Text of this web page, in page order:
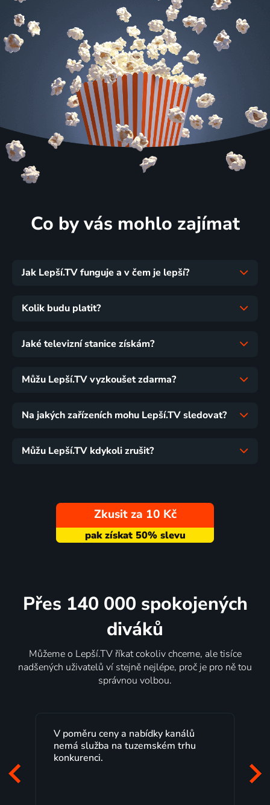
Co by vás mohlo zajímat
Jak Lepší.TV funguje a v čem je lepší?
Kolik budu platit?
Jaké televizní stanice získám?
Můžu Lepší.TV vyzkoušet zdarma?
Na jakých zařízeních mohu Lepší.TV sledovat?
Můžu Lepší.TV kdykoli zrušit?
Zkusit za 10 Kč
Přes 140 000 spokojených
diváků
Můžeme o Lepší.TV říkat cokoliv chceme, ale tisíce
nadšených uživatelů ví stejně nejlépe, proč je pro ně tou
správnou volbou.
V poměru ceny a nabídky kanálů
nemá služba na tuzemském trhu
konkurenci.